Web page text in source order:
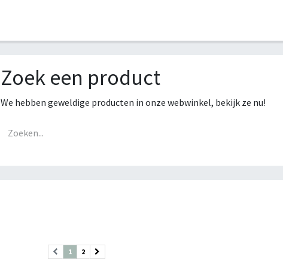
Zoek een product
We hebben geweldige producten in onze webwinkel, bekijk ze nu!
1 2